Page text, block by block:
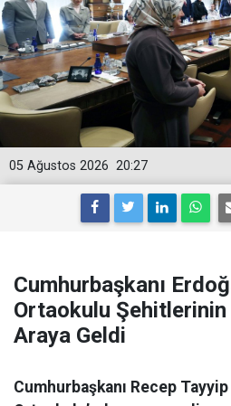
20:27
05 Ağustos 2026
Cumhurbaşkanı
Ortaokulu
Araya Geldi
Cumhurbaşkanı Recep